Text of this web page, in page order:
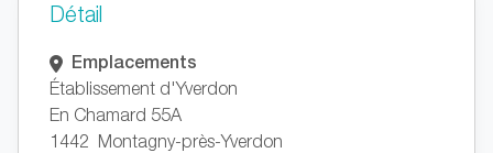
Détail
Emplacements
Établissement d'Yverdon
En Chamard 55A
1442 Montagny-près-Yverdon